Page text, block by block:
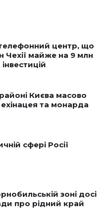
центр, що
Чехії майже на 9 млн
Києва масово
та монарда
сфері Росії
зоні досі
про рідний край